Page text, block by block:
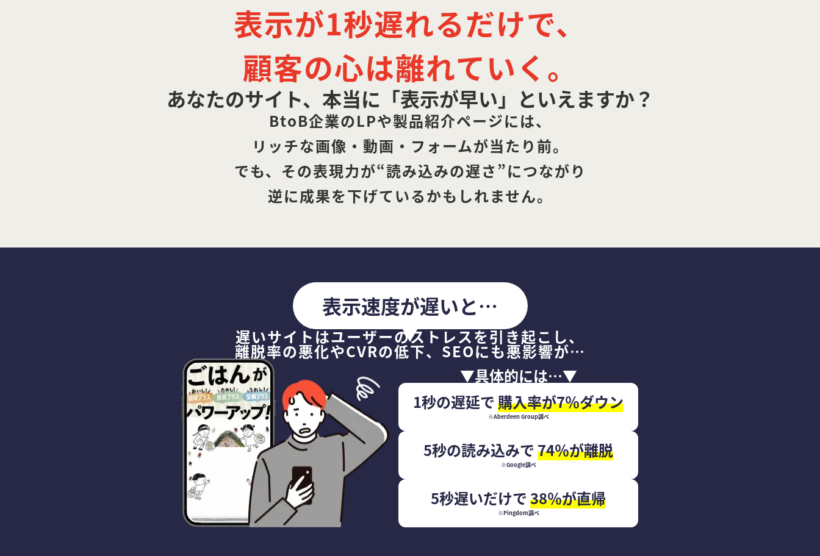
表示が1秒遅れるだけで、
顧客の心は離れていく。
あなたのサイト、本当に「表示が早い」といえますか？
BtoB企業のLPや製品紹介ページには、
リッチな画像・動画・フォームが当たり前。
でも、その表現力が“読み込みの遅さ”につながり
逆に成果を下げているかもしれません。
表示速度が遅いと⋯
遅いサイトはユーザーのストレスを引き起こし、
離脱率の悪化やCVRの低下、SEOにも悪影響が⋯
▼具体的には⋯▼
1秒の遅延で購入率が7％ダウン
※Aberdeen Group調べ
5秒の読み込みで74％が離脱
※Google調べ
5秒遅いだけで38％が直帰
※Pingdom調べ